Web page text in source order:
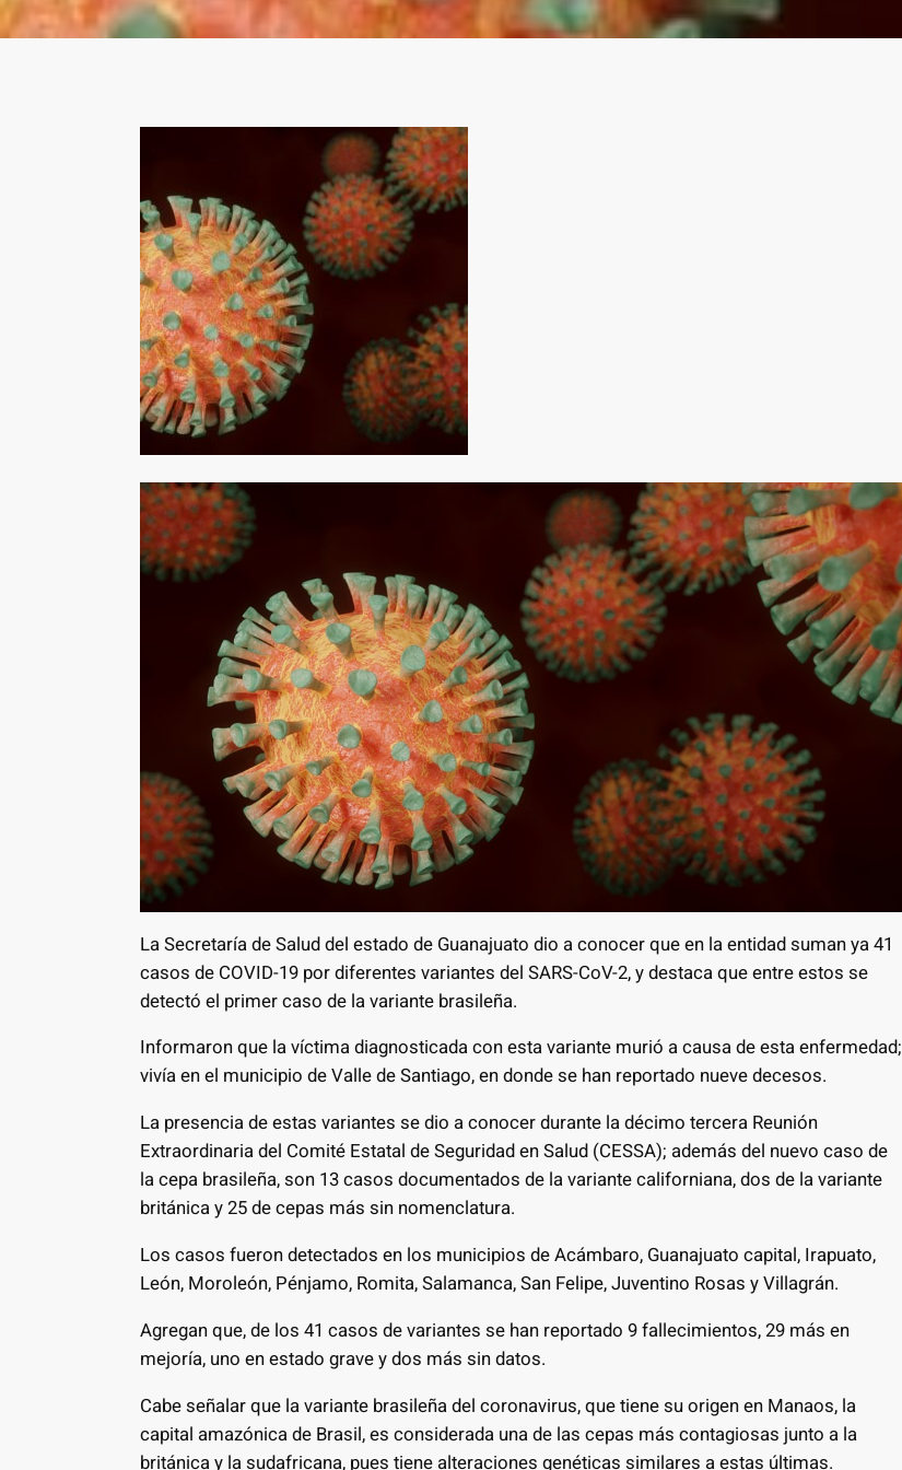
La Secretaría de Salud del estado de Guanajuato dio a conocer que en la entidad suman ya 41
casos de COVID-19 por diferentes variantes del SARS-CoV-2, y destaca que entre estos se
detectó el primer caso de la variante brasileña.
Informaron que la víctima diagnosticada con esta variante murió a causa de esta enfermedad;
vivía en el municipio de Valle de Santiago, en donde se han reportado nueve decesos.
La presencia de estas variantes se dio a conocer durante la décimo tercera Reunión
Extraordinaria del Comité Estatal de Seguridad en Salud (CESSA); además del nuevo caso de
la cepa brasileña, son 13 casos documentados de la variante californiana, dos de la variante
británica y 25 de cepas más sin nomenclatura.
Los casos fueron detectados en los municipios de Acámbaro, Guanajuato capital, Irapuato,
León, Moroleón, Pénjamo, Romita, Salamanca, San Felipe, Juventino Rosas y Villagrán.
Agregan que, de los 41 casos de variantes se han reportado 9 fallecimientos, 29 más en
mejoría, uno en estado grave y dos más sin datos.
Cabe señalar que la variante brasileña del coronavirus, que tiene su origen en Manaos, la
capital amazónica de Brasil, es considerada una de las cepas más contagiosas junto a la
británica y la sudafricana, pues tiene alteraciones genéticas similares a estas últimas.